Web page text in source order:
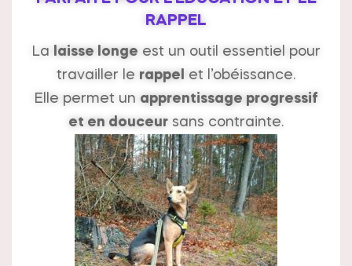
RAPPEL
La laisse longe est un outil essentiel pour
travailler le rappel et l’obéissance.
Elle permet un apprentissage progressif
et en douceur sans contrainte.